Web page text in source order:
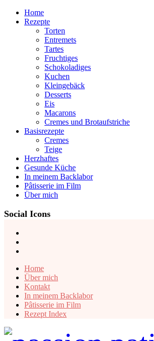
Home
Rezepte
Torten
Entremets
Tartes
Fruchtiges
Schokoladiges
Kuchen
Kleingebäck
Desserts
Eis
Macarons
Cremes und Brotaufstriche
Basisrezepte
Cremes
Teige
Herzhaftes
Gesunde Küche
In meinem Backlabor
Pâtisserie im Film
Über mich
Social Icons
Home
Über mich
Kontakt
In meinem Backlabor
Pâtisserie im Film
Rezept Index